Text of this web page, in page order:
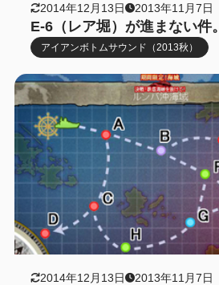
2014年12月13日 2013年11月7日
E-6（レア堀）が進まない件。
アイアンボトムサウンド（2013秋）
2014年12月13日 2013年11月7日